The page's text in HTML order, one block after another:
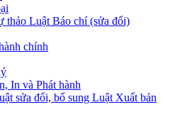
thảo Luật Báo chí (sửa đổi)
chính
In và Phát hành
sửa đổi, bổ sung Luật Xuất bản